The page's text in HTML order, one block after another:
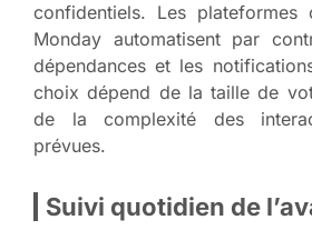
confidentiels. Les plateformes
Monday automatisent par
dépendances et les
choix dépend de la taille de
de la complexité des
prévues.
Suivi quotidien de